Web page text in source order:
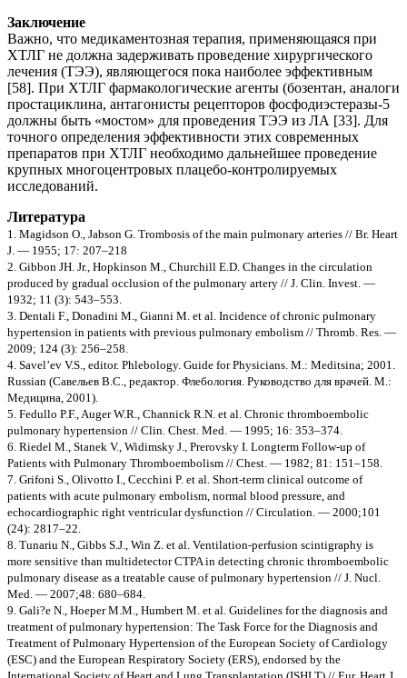
Заключение
Важно, что медикаментозная терапия, применяющаяся при
ХТЛГ не должна задерживать проведение хирургического
лечения (ТЭЭ), являющегося пока наиболее эффективным
[58]. При ХТЛГ фармакологические агенты (бозентан, аналоги
простациклина, антагонисты рецепторов фосфодиэстеразы-5
должны быть «мостом» для проведения ТЭЭ из ЛА [33]. Для
точного определения эффективности этих современных
препаратов при ХТЛГ необходимо дальнейшее проведение
крупных многоцентровых плацебо-контролируемых
исследований.
Литература
1. Magidson O., Jabson G. Trombosis of the main pulmonary arteries // Br. Heart
J. — 1955; 17: 207–218
2. Gibbon JH. Jr., Hopkinson M., Churchill E.D. Changes in the circulation
produced by gradual occlusion of the pulmonary artery // J. Clin. Invest. —
1932; 11 (3): 543–553.
3. Dentali F., Donadini M., Gianni M. et al. Incidence of chronic pulmonary
hypertension in patients with previous pulmonary embolism // Thromb. Res. —
2009; 124 (3): 256–258.
4. Savel’ev V.S., editor. Phlebology. Guide for Physicians. M.: Meditsina; 2001.
Russian (Савельев В.С., редактор. Флебология. Руководство для врачей. М.:
Медицина, 2001).
5. Fedullo P.F., Auger W.R., Channick R.N. et al. Chronic thromboembolic
pulmonary hypertension // Clin. Chest. Med. — 1995; 16: 353–374.
6. Riedel M., Stanek V., Widimsky J., Prerovsky I. Longterm Follow-up of
Patients with Pulmonary Thromboembolism // Chest. — 1982; 81: 151–158.
7. Grifoni S., Olivotto I., Cecchini P. et al. Short-term clinical outcome of
patients with acute pulmonary embolism, normal blood pressure, and
echocardiographic right ventricular dysfunction // Circulation. — 2000;101
(24): 2817–22.
8. Tunariu N., Gibbs S.J., Win Z. et al. Ventilation-perfusion scintigraphy is
more sensitive than multidetector CTPA in detecting chronic thromboembolic
pulmonary disease as a treatable cause of pulmonary hypertension // J. Nucl.
Med. — 2007;48: 680–684.
9. Gali?e N., Hoeper M.M., Humbert M. et al. Guidelines for the diagnosis and
treatment of pulmonary hypertension: The Task Force for the Diagnosis and
Treatment of Pulmonary Hypertension of the European Society of Cardiology
(ESC) and the European Respiratory Society (ERS), endorsed by the